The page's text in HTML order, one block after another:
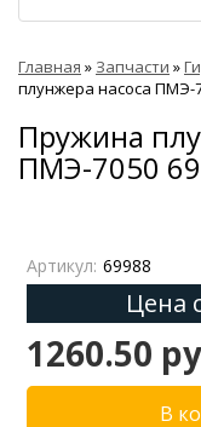
Главная » Запчасти »
плунжера насоса ПМЭ-
Пружина
ПМЭ-7050
Артикул: 69988
Цена
1260.50